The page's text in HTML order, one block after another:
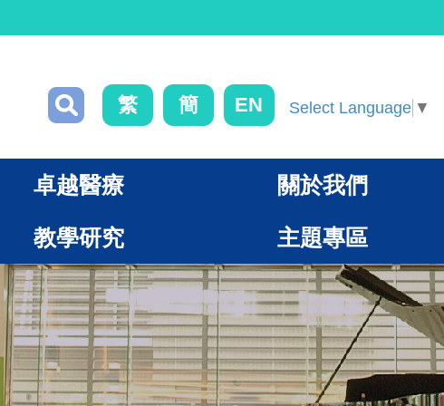
繁 簡 EN Select Language ▼
卓越醫療 關於我們
教學研究 主題專區